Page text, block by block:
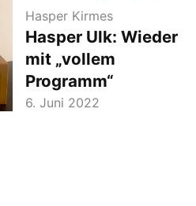
Hasper Kirmes
Hasper Ulk: Wieder
mit „vollem
Programm“
6. Juni 2022